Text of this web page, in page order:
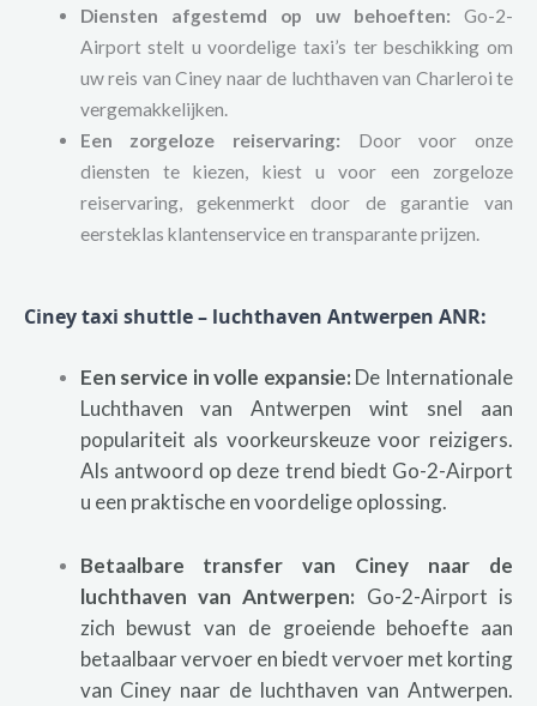
Diensten afgestemd op uw behoeften: Go-2-
Airport stelt u voordelige taxi’s ter beschikking om
uw reis van Ciney naar de luchthaven van Charleroi te
vergemakkelijken.
Een zorgeloze reiservaring: Door voor onze
diensten te kiezen, kiest u voor een zorgeloze
reiservaring, gekenmerkt door de garantie van
eersteklas klantenservice en transparante prijzen.
Ciney taxi shuttle – luchthaven Antwerpen ANR:
Een service in volle expansie: De Internationale
Luchthaven van Antwerpen wint snel aan
populariteit als voorkeurskeuze voor reizigers.
Als antwoord op deze trend biedt Go-2-Airport
u een praktische en voordelige oplossing.
Betaalbare transfer van Ciney naar de
luchthaven van Antwerpen: Go-2-Airport is
zich bewust van de groeiende behoefte aan
betaalbaar vervoer en biedt vervoer met korting
van Ciney naar de luchthaven van Antwerpen.